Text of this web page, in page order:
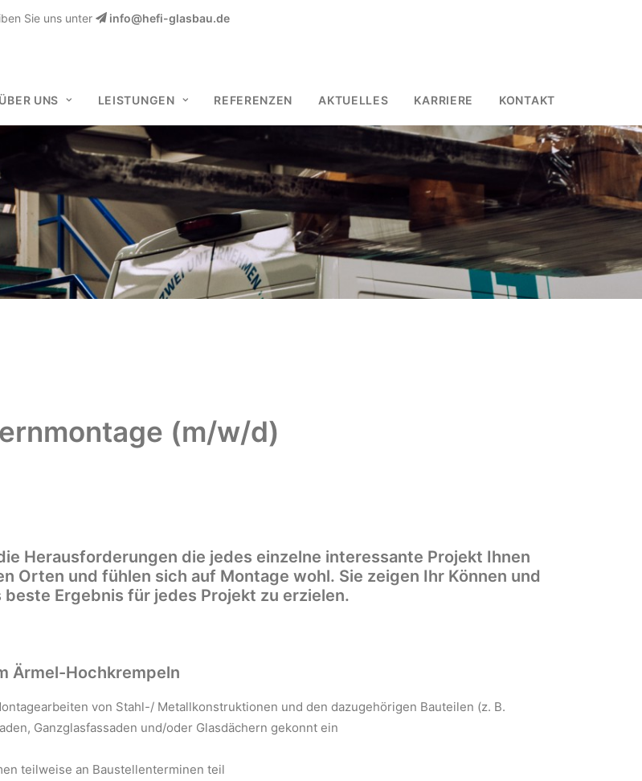
Sie uns unter info@hefi-glasbau.de
UNS LEISTUNGEN REFERENZEN AKTUELLES KARRIERE KONTAKT
(m/w/d)
Herausforderungen die jedes einzelne interessante Projekt Ihnen
Orten und fühlen sich auf Montage wohl. Sie zeigen Ihr Können und
Ergebnis für jedes Projekt zu erzielen.
Ärmel-Hochkrempeln
von Stahl-/ Metallkonstruktionen und den dazugehörigen Bauteilen (z. B.
Ganzglasfassaden und/oder Glasdächern gekonnt ein
teilweise an Baustellenterminen teil